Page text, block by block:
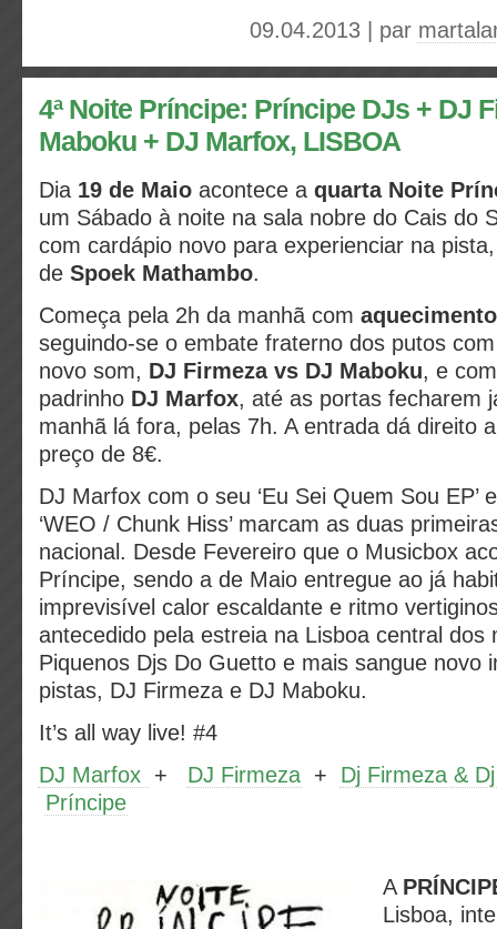
09.04.2013 | par
4ª Noite Príncipe: Príncipe DJs + DJ
Maboku + DJ Marfox, LISBOA
Dia 19 de Maio acontece a quarta Noite
um Sábado à noite na sala nobre do Cais do
com cardápio novo para experienciar na
de Spoek Mathambo.
Começa pela 2h da manhã com aquecimento
seguindo-se o embate fraterno dos putos
novo som, DJ Firmeza vs DJ Maboku, e
padrinho DJ Marfox, até as portas fecharem
manhã lá fora, pelas 7h. A entrada dá direito
preço de 8€.
DJ Marfox com o seu ‘Eu Sei Quem Sou EP’
‘WEO / Chunk Hiss’ marcam as duas
nacional. Desde Fevereiro que o Musicbox
Príncipe, sendo a de Maio entregue ao já
imprevisível calor escaldante e ritmo
antecedido pela estreia na Lisboa central dos
Piquenos Djs Do Guetto e mais sangue novo
pistas, DJ Firmeza e DJ Maboku.
It’s all way live! #4
DJ Marfox + DJ Firmeza + Dj Firmeza &
Príncipe
A
Lisboa,